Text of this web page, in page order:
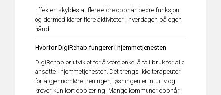
Effekten skyldes at flere eldre oppnår bedre funksjon
og dermed klarer flere aktiviteter i hverdagen på egen
hånd.
Hvorfor DigiRehab fungerer i hjemmetjenesten
DigiRehab er utviklet for å være enkel å ta i bruk for alle
ansatte i hjemmetjenesten. Det trengs ikke terapeuter
for å gjennomføre treningen; løsningen er intuitiv og
krever kun kort opplæring. Mange kommuner oppnår